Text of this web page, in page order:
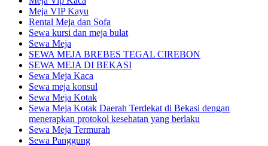
Meja VIP Kayu
Rental Meja dan Sofa
Sewa kursi dan meja bulat
Sewa Meja
SEWA MEJA BREBES TEGAL CIREBON
SEWA MEJA DI BEKASI
Sewa Meja Kaca
Sewa meja konsul
Sewa Meja Kotak
Sewa Meja Kotak Daerah Terdekat di Bekasi dengan
menerapkan protokol kesehatan yang berlaku
Sewa Meja Termurah
Sewa Panggung